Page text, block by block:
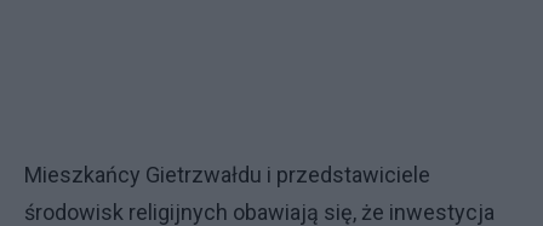
Mieszkańcy Gietrzwałdu i przedstawiciele
środowisk religijnych obawiają się, że inwestycja